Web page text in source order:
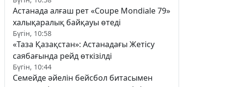
Астанада алғаш рет «Coupe Mondiale 79»
халықаралық байқауы өтеді
Бүгін, 10:58
«Таза Қазақстан»: Астанадағы Жетісу
саябағында рейд өткізілді
Бүгін, 10:44
Семейде әйелін бейсбол битасымен